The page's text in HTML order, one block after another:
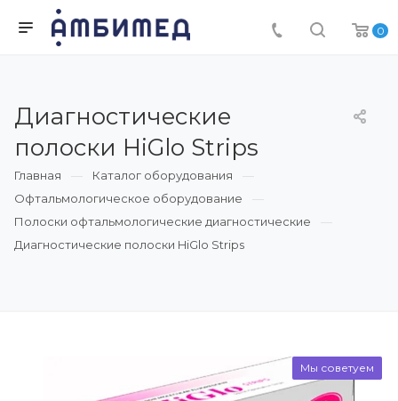
0
Диагностические
полоски HiGlo Strips
Главная
Каталог оборудования
Офтальмологическое оборудование
Полоски офтальмологические диагностические
Диагностические полоски HiGlo Strips
Мы советуем